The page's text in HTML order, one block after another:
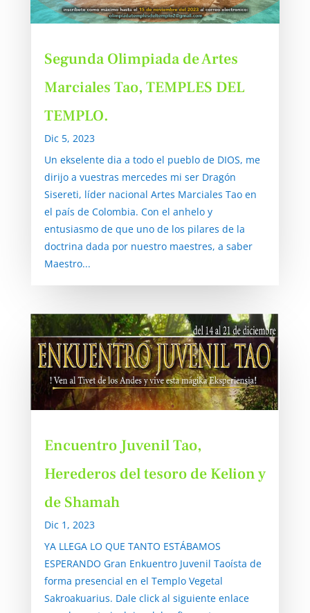
Segunda Olimpiada de Artes
Marciales Tao, TEMPLES DEL
TEMPLO.
Dic 5, 2023
Un ekselente dia a todo el pueblo de DIOS, me
dirijo a vuestras mercedes mi ser Dragón
Sisereti, líder nacional Artes Marciales Tao en
el país de Colombia. Con el anhelo y
entusiasmo de que uno de los pilares de la
doctrina dada por nuestro maestres, a saber
Maestro...
Encuentro Juvenil Tao,
Herederos del tesoro de Kelion y
de Shamah
Dic 1, 2023
YA LLEGA LO QUE TANTO ESTÁBAMOS
ESPERANDO Gran Enkuentro Juvenil Taoísta de
forma presencial en el Templo Vegetal
Sakroakuarius. Dale click al siguiente enlace